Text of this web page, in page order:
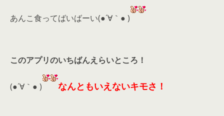
あんこ食ってばいばーい(●´∀｀● )
このアプリのいちばんえらいところ！
(●´∀｀● ) なんともいえないキモさ！